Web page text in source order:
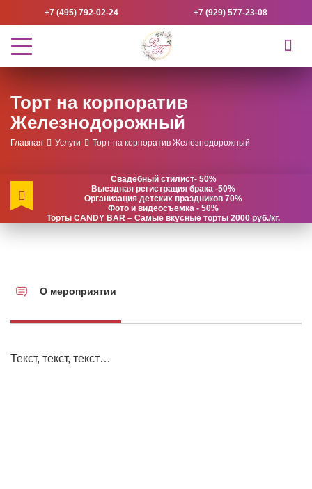
+7 (495) 792-02-24 +7 (929) 577-23-08
Торт на корпоратив
Железнодорожный
Главная Услуги Торт на корпоратив Железнодорожный
Свадебный стилист- 50%
Выездная регистрация брака -50%
Организация детских праздников 70%
Фото и видеосъемка - 50%
Торты CANDY BAR – Самые вкусные торты 2000 руб./кг.
О мероприятии
Текст, текст, текст…